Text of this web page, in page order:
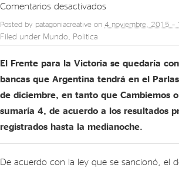
Comentarios desactivadosen
Parlasur:
de
diciembre
jurarán
parlamentarios
Posted by patagoniacreative on 4 noviembre, 2015 –
Filed under Mundo Politica
El Frente para la Victoria se quedaría
bancas que Argentina tendrá en el
de diciembre, en tanto que Cambiemos
sumaría 4, de acuerdo a los resultados
registrados hasta la medianoche.
De acuerdo con la ley que se sancionó, el